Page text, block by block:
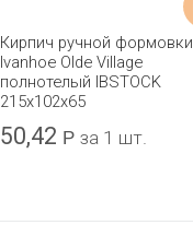
Кирпич ручной формовки
Ivanhoe Olde Village
полнотелый IBSTOCK
215x102x65
50,42 Р за 1 шт.